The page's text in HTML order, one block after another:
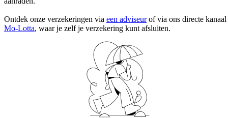
Ontdek onze verzekeringen via een adviseurof via ons directe kanaal
Mo-Lotta, waar je zelf je verzekering kunt afsluiten.